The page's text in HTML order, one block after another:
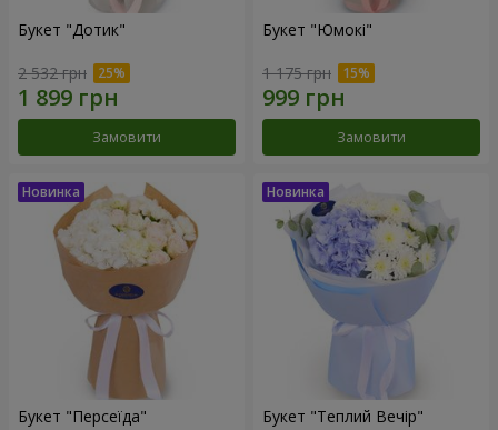
Букет "Дотик"
2 532 грн
Замовити
Букет "Юмокі"
1 175 грн
Замовити
Букет "Персеїда" Букет "Теплий Вечір"